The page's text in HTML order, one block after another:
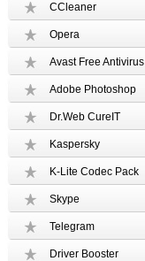
CCleaner
Opera
Avast Free Antivirus
Adobe Photoshop
Dr.Web CureIT
Kaspersky
K-Lite Codec Pack
Skype
Telegram
Driver Booster